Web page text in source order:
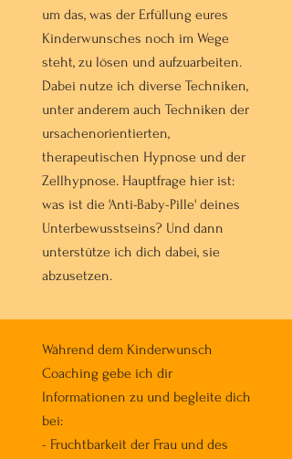
um das, was der Erfüllung eures
Kinderwunsches noch im Wege
steht, zu lösen und aufzuarbeiten.
Dabei nutze ich diverse Techniken,
unter anderem auch Techniken der
ursachenorientierten,
therapeutischen Hypnose und der
Zellhypnose. Hauptfrage hier ist:
was ist die 'Anti-Baby-Pille' deines
Unterbewusstseins? Und dann
unterstütze ich dich dabei, sie
abzusetzen.
Während dem Kinderwunsch
Coaching gebe ich dir
Informationen zu und begleite dich
bei:
- Fruchtbarkeit der Frau und des